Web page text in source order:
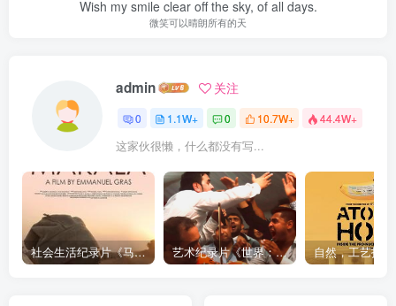
Wish my smile clear off the sky, of all days.
微笑可以晴朗所有的天
admin 关注
0 1.1W+ 0 10.7W+ 44.4W+
这家伙很懒，什么都没有写...
社会生活纪录片《马加拉 Makala》下载 艺术纪录片《世界：新吉普赛之王 This World: The New Gypsy Kings》下载